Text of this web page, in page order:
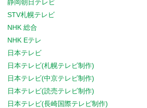
静岡朝日テレビ
STV札幌テレビ
NHK 総合
NHK Eテレ
日本テレビ
日本テレビ(札幌テレビ制作)
日本テレビ(中京テレビ制作)
日本テレビ(読売テレビ制作)
日本テレビ(長崎国際テレビ制作)